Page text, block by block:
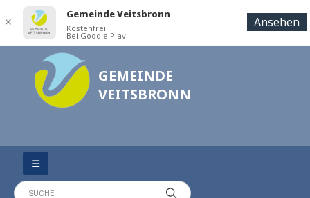
GEMEINDE
VEITSBRONN
✕
Gemeinde Veitsbronn
Kostenfrei
Bei Google Play
Ansehen